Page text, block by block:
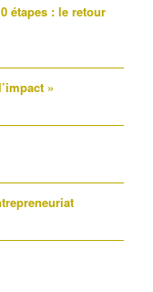
étapes : le retour
»